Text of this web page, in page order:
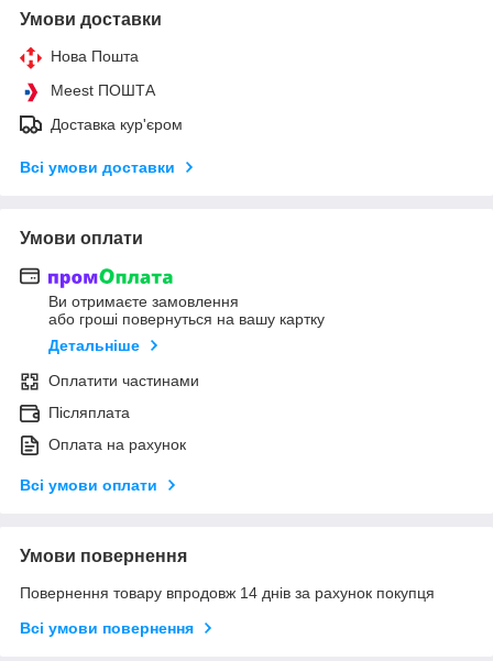
Умови доставки
Нова Пошта
Meest ПОШТА
Доставка кур'єром
Всі умови доставки
Умови оплати
Ви отримаєте замовлення
або гроші повернуться на вашу картку
Детальніше
Оплатити частинами
Післяплата
Оплата на рахунок
Всі умови оплати
Умови повернення
Повернення товару впродовж 14 днів за рахунок покупця
Всі умови повернення